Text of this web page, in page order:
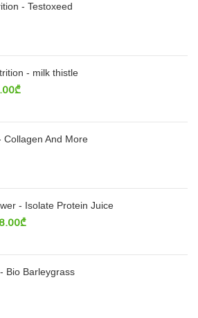
- Testoxeed
- milk thistle
₾
Collagen And More
- Isolate Protein Juice
₾
Bio Barleygrass